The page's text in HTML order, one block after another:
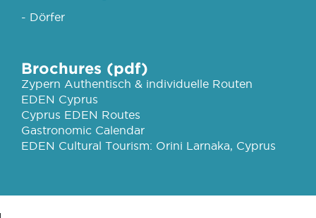
- Dörfer
Brochures (pdf)
Zypern Authentisch & individuelle Routen
EDEN Cyprus
Cyprus EDEN Routes
Gastronomic Calendar
EDEN Cultural Tourism: Orini Larnaka, Cyprus